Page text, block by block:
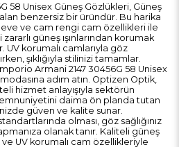
58 Unisex Güneş Gözlükleri, Güneş
benzersiz bir üründür. Bu harika
ve cam rengi cam özellikleri ile
güneş ışınlarından korumak
korumalı camlarıyla göz
şıklığıyla stilinizi tamamlar.
Armani 2147 30456G 58 Unisex
adım atın. Optizen Optik,
hizmet anlayışıyla sektörün
daima ön planda tutan
güven ve kalite sunar.
olması, göz sağlığınız
olanak tanır. Kaliteli güneş
ve UV korumalı cam özellikleriyle